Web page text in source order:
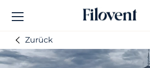
Zurück